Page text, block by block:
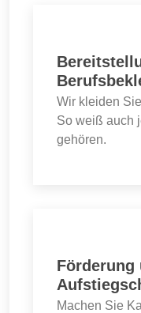
Wir kleiden
So weiß auch
gehören.
Förderung
Machen Sie